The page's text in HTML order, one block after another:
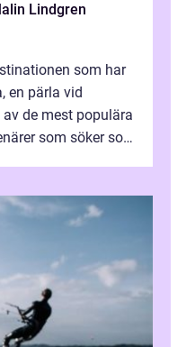
Lindgren
som har
en pärla vid
de mest populära
som söker sol,